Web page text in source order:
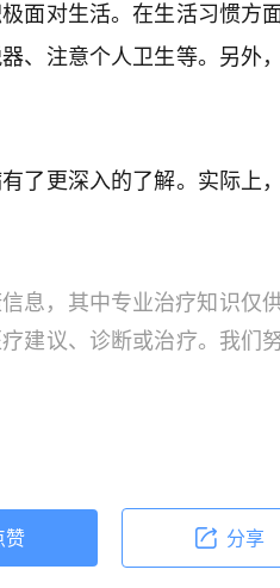
面对生活。在生活习惯方
、注意个人卫生等。另外
了更深入的了解。实际上
息，其中专业治疗知识仅
建议、诊断或治疗。我们
对于依据本文内容采取的
赞 分享